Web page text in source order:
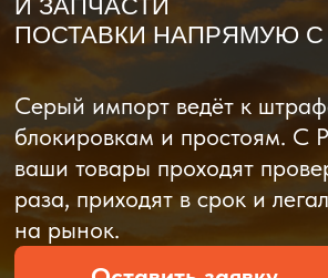
Рассчитать стоимость
Рассчитать стоимость
Серый импорт ведёт к штрафам,
блокировкам и простоям. C PRO TORG
ваши товары проходят проверки с первого
раза, приходят в срок и легально выходят
на рынок.
Оставить заявку